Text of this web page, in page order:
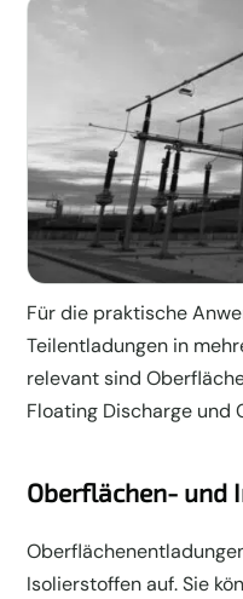
Für die praktische
Teilentladungen in
relevant sind
Floating Discharge und
Oberflächen- und
Isolierstoffen auf. Sie